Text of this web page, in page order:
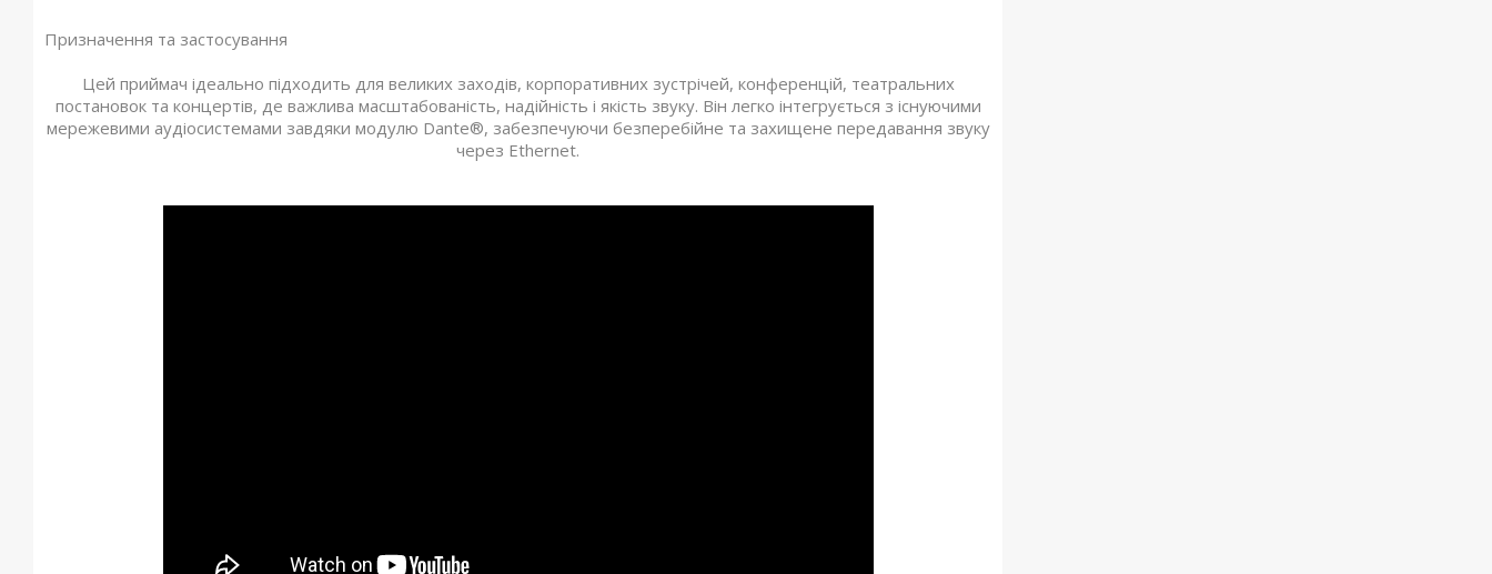
Призначення та застосування
Цей приймач ідеально підходить для великих заходів, корпоративних зустрічей, конференцій, театральних
постановок та концертів, де важлива масштабованість, надійність і якість звуку. Він легко інтегрується з існуючими
мережевими аудіосистемами завдяки модулю Dante®, забезпечуючи безперебійне та захищене передавання звуку
через Ethernet.